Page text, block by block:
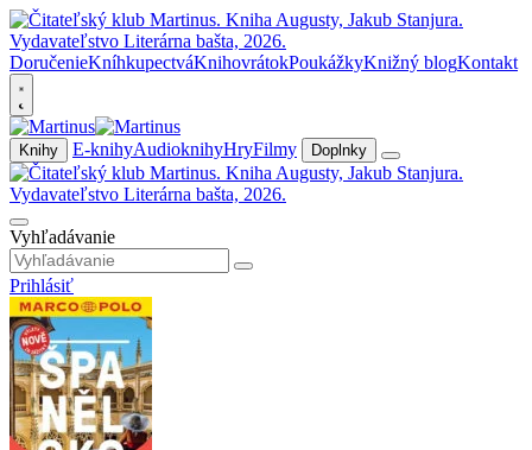
DoručenieKníhkupectváKnihovrátokPoukážkyKnižný blogKontakt
Knihy E-knihyAudioknihyHryFilmy Doplnky
Vyhľadávanie
Prihlásiť